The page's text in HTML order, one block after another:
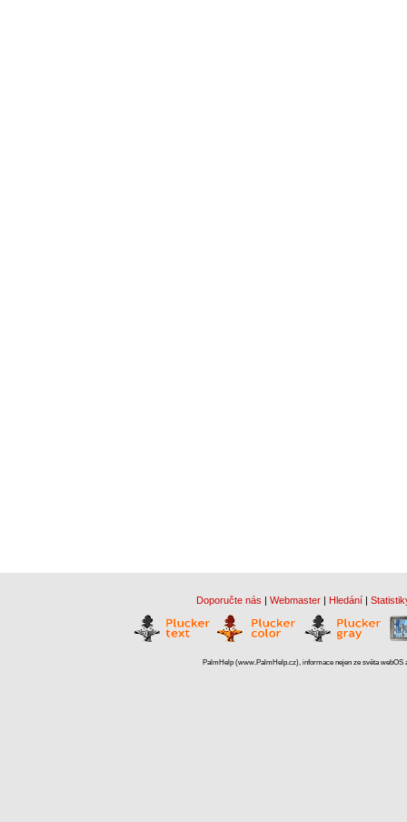
Doporučte nás | Webmaster | Hledání |
PalmHelp (www.PalmHelp.cz), informace nejen ze světa